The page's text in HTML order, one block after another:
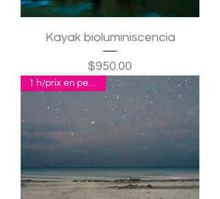
Kayak bioluminiscencia
Precio
$950.00
1 h/prix en pesos p.p